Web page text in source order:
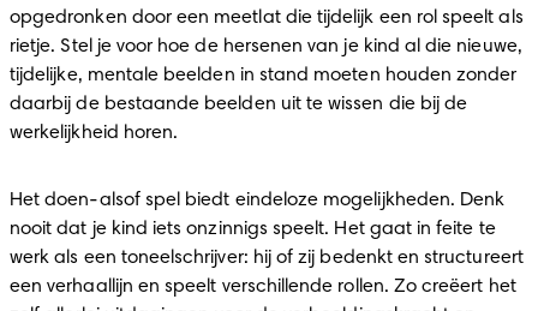
opgedronken door een meetlat die tijdelijk een rol speelt als
rietje. Stel je voor hoe de hersenen van je kind al die nieuwe,
tijdelijke, mentale beelden in stand moeten houden zonder
daarbij de bestaande beelden uit te wissen die bij de
werkelijkheid horen.
Het doen-alsof spel biedt eindeloze mogelijkheden. Denk
nooit dat je kind iets onzinnigs speelt. Het gaat in feite te
werk als een toneelschrijver: hij of zij bedenkt en structureert
een verhaallijn en speelt verschillende rollen. Zo creëert het